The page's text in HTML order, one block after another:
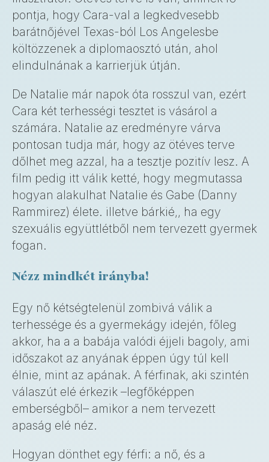
pontja, hogy Cara-val a legkedvesebb
barátnőjével Texas-ból Los Angelesbe
költözzenek a diplomaosztó után, ahol
elindulnának a karrierjük útján.
De Natalie már napok óta rosszul van, ezért
Cara két terhességi tesztet is vásárol a
számára. Natalie az eredményre várva
pontosan tudja már, hogy az ötéves terve
dőlhet meg azzal, ha a tesztje pozitív lesz. A
film pedig itt válik ketté, hogy megmutassa
hogyan alakulhat Natalie és Gabe (Danny
Rammirez) élete. illetve bárkié,, ha egy
szexuális együttlétből nem tervezett gyermek
fogan.
Nézz mindkét irányba!
Egy nő kétségtelenül zombivá válik a
terhessége és a gyermekágy idején, főleg
akkor, ha a a babája valódi éjjeli bagoly, ami
időszakot az anyának éppen úgy túl kell
élnie, mint az apának. A férfinak, aki szintén
válaszút elé érkezik –legfőképpen
emberségből– amikor a nem tervezett
apaság elé néz.
Hogyan dönthet egy férfi: a nő, és a